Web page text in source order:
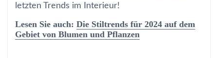
letzten Trends im Interieur!
Lesen Sie auch: Die Stiltrends für 2024 auf dem
Gebiet von Blumen und Pflanzen